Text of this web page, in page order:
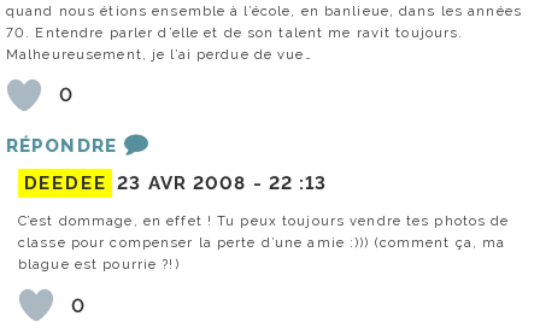
quand nous étions ensemble à l’école, en banlieue, dans les années
70. Entendre parler d’elle et de son talent me ravit toujours.
Malheureusement, je l’ai perdue de vue…
0
RÉPONDRE
DEEDEE 23 AVR 2008 - 22 :13
C’est dommage, en effet ! Tu peux toujours vendre tes photos de
classe pour compenser la perte d’une amie :))) (comment ça, ma
blague est pourrie ?!)
0